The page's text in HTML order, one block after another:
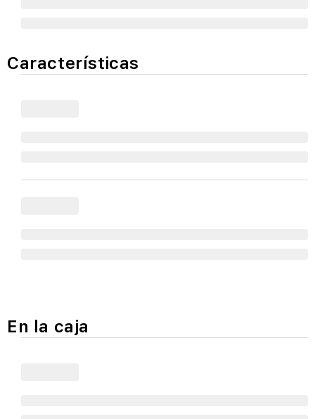
Características
En la caja